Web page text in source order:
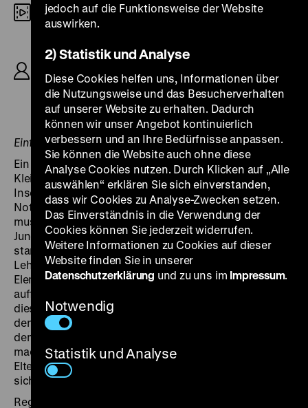
35mm
nach dem SchauspielTrojaner
K: Hans Hauptmann, D: Uwe-Jens Pape, Hartmut
Reck, Gerhard Rachold, Renate Küster, Doris
Abeßer, Heinz Schröder, 98‘
Einführung: Ralf Schenk
Ein Sommersonntag in einer westdeutschen
Kleinstadt. Ein paar Abiturienten treffen sich auf einer
Insel im See, nennen sich „Trojaner“ und schwören, in
Not und Gefahr fest zusammenzuhalten. Schon bald
muss sich die Gemeinschaft bewähren, denn einer der
Jungen, der aus einem jüdischen Elternhaus
stammende Jakob, wird von einem faschistoiden
Lehrer als „feiger Orientaler“ und „staatsfeindliches
Element“ beschimpft. Als die Mitschüler den Lehrer
auffordern, die Beleidigung zurückzunehmen, und
dieser sich weigert, verlassen Jakob und seine Freunde
den Unterricht, verbergen sich auf der Insel und stellen
dem Direktor des Gymnasiums ein Ultimatum. Der Fall
macht bald Schlagzeilen weit über die Schule hinaus,
Eltern, Lehrer, Presse und auch die Behörden schalten
sich ein.
Regiedebütant János Veiczi nutzte den mahnenden
jedoch auf die Funktionsweise der Website
auswirken.
2) Statistik und Analyse
Diese Cookies helfen uns, Informationen über
die Nutzungsweise und das Besucherverhalten
auf unserer Website zu erhalten. Dadurch
können wir unser Angebot kontinuierlich
verbessern und an Ihre Bedürfnisse anpassen.
Sie können die Website auch ohne diese
Analyse Cookies nutzen. Durch Klicken auf „Alle
auswählen“ erklären Sie sich einverstanden,
dass wir Cookies zu Analyse-Zwecken setzen.
Das Einverständnis in die Verwendung der
Cookies können Sie jederzeit widerrufen.
Weitere Informationen zu Cookies auf dieser
Website finden Sie in unserer
Datenschutzerklärung und zu uns im Impressum.
Notwendig
Statistik und Analyse